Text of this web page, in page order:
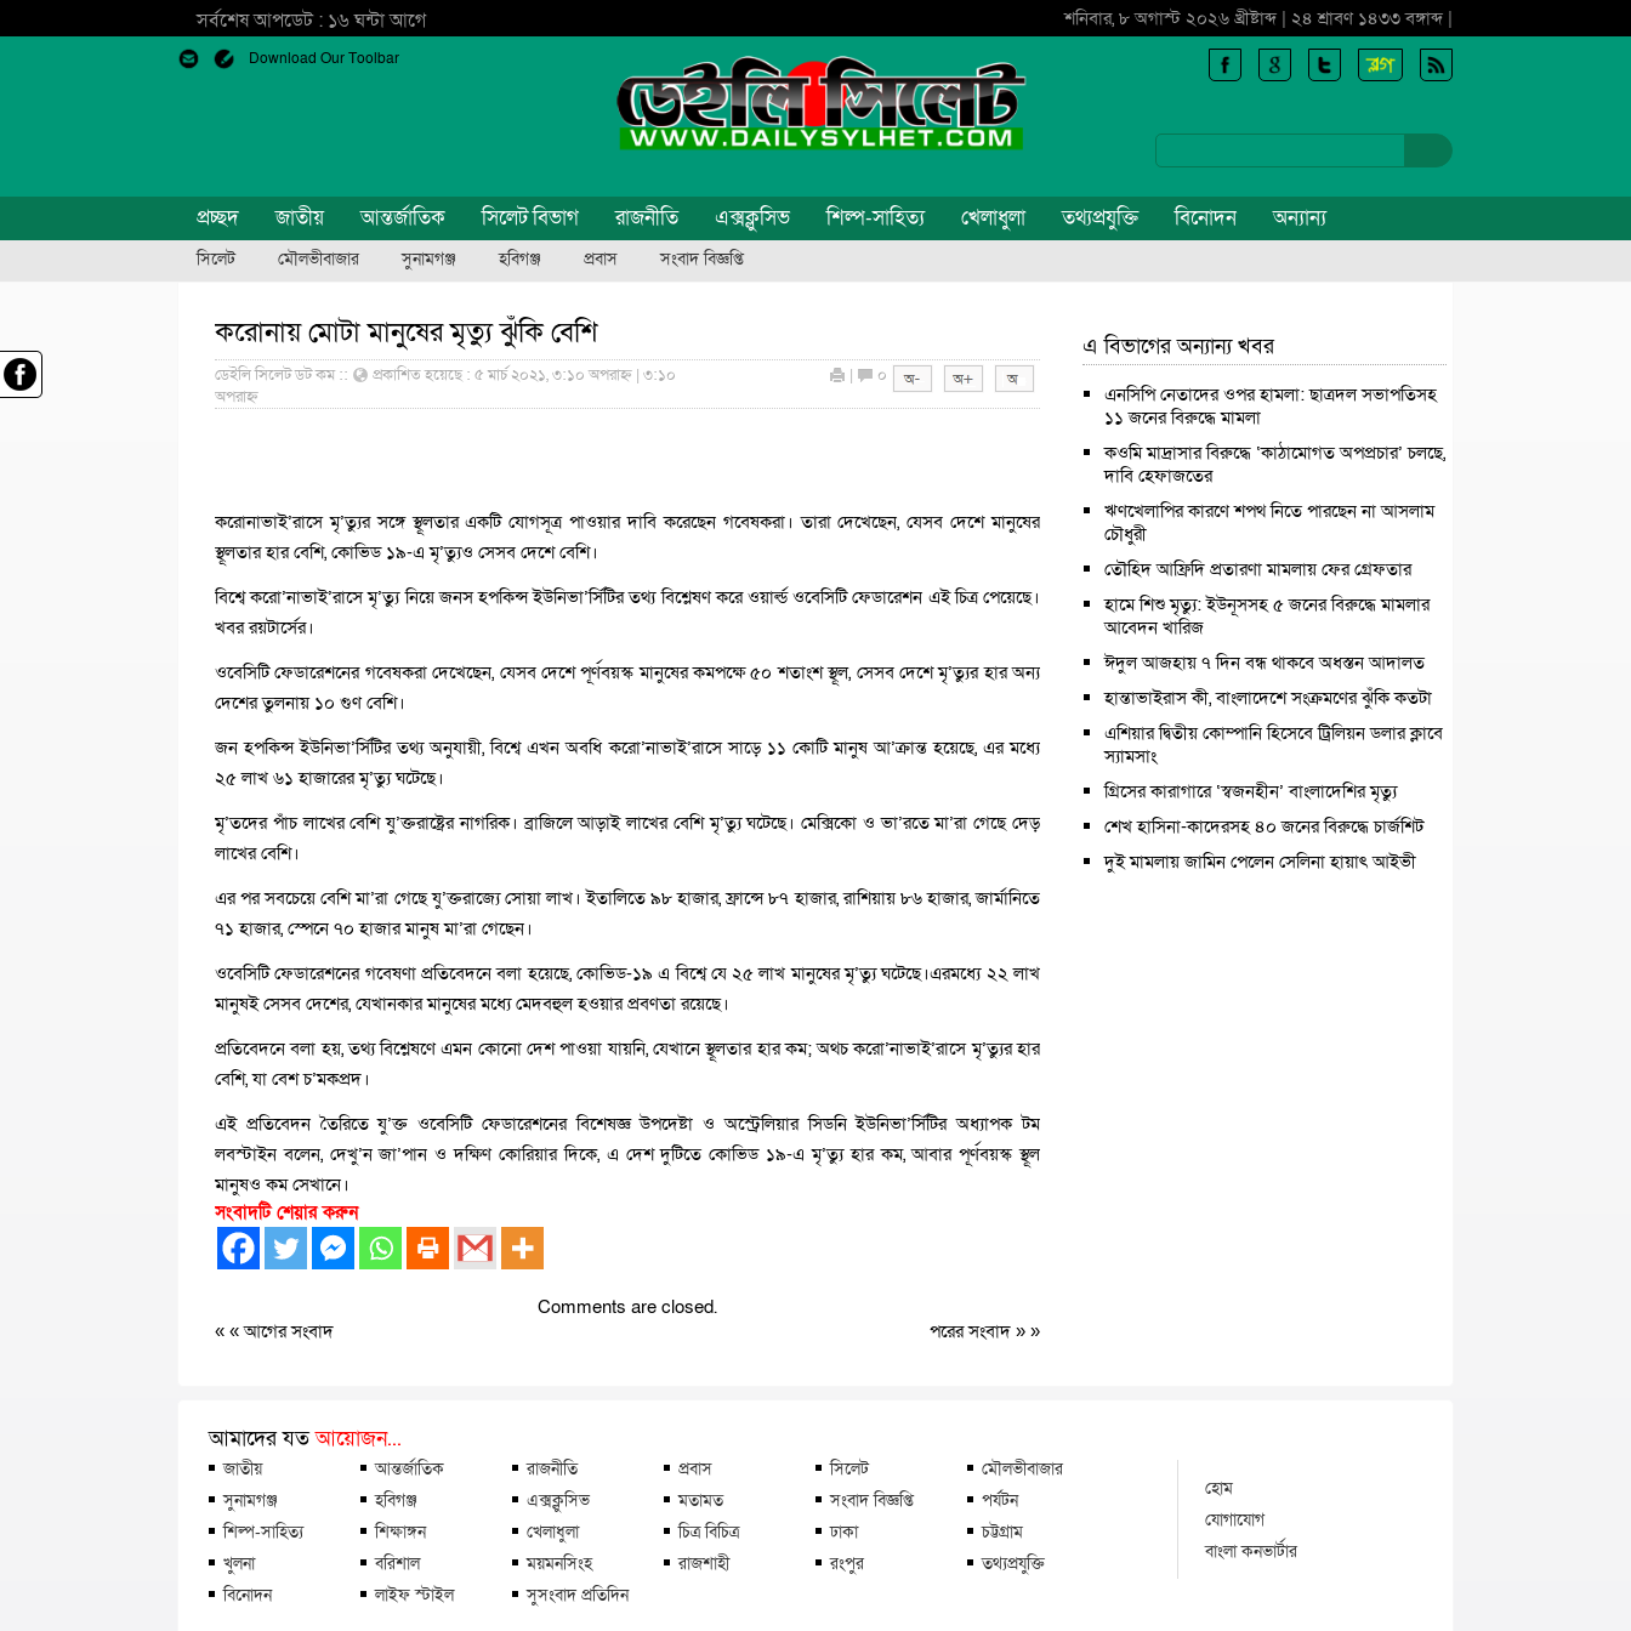
সর্বশেষ আপডেট : ১৬ ঘন্টা আগে শনিবার, ৮ অগাস্ট ২০২৬ খ্রীষ্টাব্দ | ২৪ শ্রাবণ ১৪৩৩ বঙ্গাব্দ |
Download Our Toolbar
প্রচ্ছদ জাতীয় আন্তর্জাতিক সিলেট বিভাগ রাজনীতি এক্সক্লুসিভ শিল্প-সাহিত্য খেলাধুলা তথ্যপ্রযুক্তি বিনোদন অন্যান্য
সিলেট মৌলভীবাজার সুনামগঞ্জ হবিগঞ্জ প্রবাস সংবাদ বিজ্ঞপ্তি
করোনায় মোটা মানুষের মৃত্যু ঝুঁকি বেশি
ডেইলি সিলেট ডট কম ::
প্রকাশিত হয়েছে : ৫ মার্চ ২০২১, ৩:১০ অপরাহ্ন | ৩:১০
অপরাহ্ন
| ০
করোনাভাই’রাসে মৃ’ত্যুর সঙ্গে স্থূলতার একটি যোগসূত্র পাওয়ার দাবি করেছেন গবেষকরা। তারা দেখেছেন, যেসব দেশে মানুষের
স্থূলতার হার বেশি, কোভিড ১৯-এ মৃ’ত্যুও সেসব দেশে বেশি।
বিশ্বে করো’নাভাই’রাসে মৃ’ত্যু নিয়ে জনস হপকিন্স ইউনিভা’র্সিটির তথ্য বিশ্লেষণ করে ওয়ার্ল্ড ওবেসিটি ফেডারেশন এই চিত্র পেয়েছে।
খবর রয়টার্সের।
ওবেসিটি ফেডারেশনের গবেষকরা দেখেছেন, যেসব দেশে পূর্ণবয়স্ক মানুষের কমপক্ষে ৫০ শতাংশ স্থূল, সেসব দেশে মৃ’ত্যুর হার অন্য
দেশের তুলনায় ১০ গুণ বেশি।
জন হপকিন্স ইউনিভা’র্সিটির তথ্য অনুযায়ী, বিশ্বে এখন অবধি করো’নাভাই’রাসে সাড়ে ১১ কোটি মানুষ আ’ক্রান্ত হয়েছে, এর মধ্যে
২৫ লাখ ৬১ হাজারের মৃ’ত্যু ঘটেছে।
মৃ’তদের পাঁচ লাখের বেশি যু’ক্তরাষ্ট্রের নাগরিক। ব্রাজিলে আড়াই লাখের বেশি মৃ’ত্যু ঘটেছে। মেক্সিকো ও ভা’রতে মা’রা গেছে দেড়
লাখের বেশি।
এর পর সবচেয়ে বেশি মা’রা গেছে যু’ক্তরাজ্যে সোয়া লাখ। ইতালিতে ৯৮ হাজার, ফ্রান্সে ৮৭ হাজার, রাশিয়ায় ৮৬ হাজার, জার্মানিতে
৭১ হাজার, স্পেনে ৭০ হাজার মানুষ মা’রা গেছেন।
ওবেসিটি ফেডারেশনের গবেষণা প্রতিবেদনে বলা হয়েছে, কোভিড-১৯ এ বিশ্বে যে ২৫ লাখ মানুষের মৃ’ত্যু ঘটেছে।এরমধ্যে ২২ লাখ
মানুষই সেসব দেশের, যেখানকার মানুষের মধ্যে মেদবহুল হওয়ার প্রবণতা রয়েছে।
প্রতিবেদনে বলা হয়, তথ্য বিশ্লেষণে এমন কোনো দেশ পাওয়া যায়নি, যেখানে স্থূলতার হার কম; অথচ করো’নাভাই’রাসে মৃ’ত্যুর হার
বেশি, যা বেশ চ’মকপ্রদ।
এই প্রতিবেদন তৈরিতে যু’ক্ত ওবেসিটি ফেডারেশনের বিশেষজ্ঞ উপদেষ্টা ও অস্ট্রেলিয়ার সিডনি ইউনিভা’র্সিটির অধ্যাপক টম
লবস্টাইন বলেন, দেখু’ন জা’পান ও দক্ষিণ কোরিয়ার দিকে, এ দেশ দুটিতে কোভিড ১৯-এ মৃ’ত্যু হার কম, আবার পূর্ণবয়স্ক স্থূল
মানুষও কম সেখানে।
সংবাদটি শেয়ার করুন
Comments are closed.
« «আগের সংবাদ পরের সংবাদ » »
এ বিভাগের অন্যান্য খবর
এনসিপি নেতাদের ওপর হামলা: ছাত্রদল সভাপতিসহ
১১ জনের বিরুদ্ধে মামলা
কওমি মাদ্রাসার বিরুদ্ধে ‘কাঠামোগত অপপ্রচার’ চলছে,
দাবি হেফাজতের
ঋণখেলাপির কারণে শপথ নিতে পারছেন না আসলাম
চৌধুরী
তৌহিদ আফ্রিদি প্রতারণা মামলায় ফের গ্রেফতার
হামে শিশু মৃত্যু: ইউনূসসহ ৫ জনের বিরুদ্ধে মামলার
আবেদন খারিজ
ঈদুল আজহায় ৭ দিন বন্ধ থাকবে অধস্তন আদালত
হান্তাভাইরাস কী, বাংলাদেশে সংক্রমণের ঝুঁকি কতটা
এশিয়ার দ্বিতীয় কোম্পানি হিসেবে ট্রিলিয়ন ডলার ক্লাবে
স্যামসাং
গ্রিসের কারাগারে ‘স্বজনহীন’ বাংলাদেশির মৃত্যু
শেখ হাসিনা-কাদেরসহ ৪০ জনের বিরুদ্ধে চার্জশিট
দুই মামলায় জামিন পেলেন সেলিনা হায়াৎ আইভী
আমাদের যতআয়োজন...
জাতীয় আন্তর্জাতিক রাজনীতি প্রবাস সিলেট
মৌলভীবাজার
সুনামগঞ্জ
হবিগঞ্জ এক্সক্লুসিভ মতামত সংবাদ বিজ্ঞপ্তি
পর্যটন
শিল্প-সাহিত্য
শিক্ষাঙ্গন খেলাধুলা চিত্র বিচিত্র ঢাকা
চট্টগ্রাম
খুলনা
বরিশাল ময়মনসিংহ রাজশাহী রংপুর
তথ্যপ্রযুক্তি
বিনোদন
লাইফ স্টাইল সুসংবাদ প্রতিদিন
হোম
যোগাযোগ
বাংলা কনভার্টার